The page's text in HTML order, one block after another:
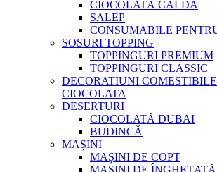
CIOCOLATĂ CALDĂ
SALEP
CONSUMABILE
SOSURI TOPPING
TOPPINGURI PREMIUM
TOPPINGURI CLASSIC
DECORATIUNI
CIOCOLATA
DESERTURI
CIOCOLATĂ DUBAI
BUDINCĂ
MAȘINI
MAȘINI DE COPT
MAȘINI DE ÎNGHEȚATĂ